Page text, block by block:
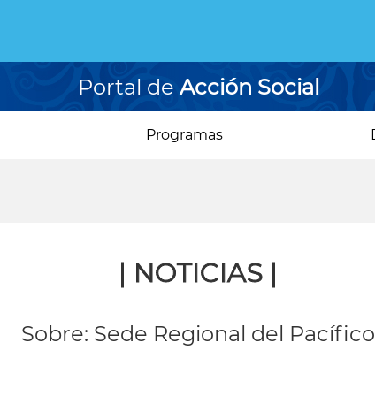
Portal de Acción Social
Programas
| NOTICIAS |
Sobre: Sede Regional del Pacífico